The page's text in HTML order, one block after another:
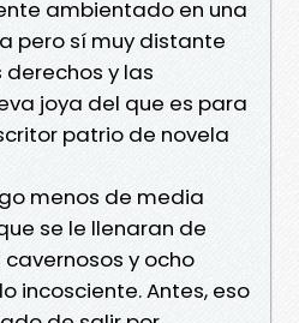
ambientado en una
pero sí muy distante
y las
joya del que es para
patrio de novela
menos de media
se le llenaran de
y ocho
incosciente. Antes, eso